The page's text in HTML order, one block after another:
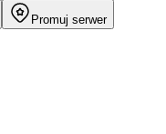
Promuj serwer